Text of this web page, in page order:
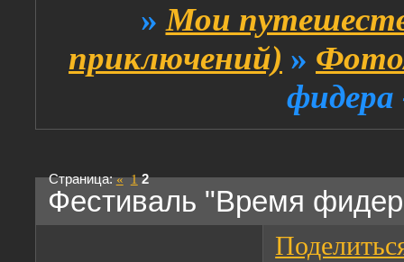
» Мои
приключений) »
фидера
Фестиваль "Время
Страница:« 1 2